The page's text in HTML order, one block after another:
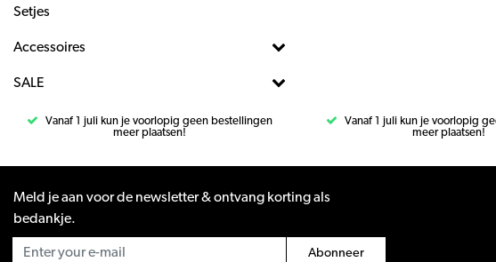
Setjes
Accessoires
SALE
Vanaf 1 juli kun je voorlopig geen bestellingen
meer plaatsen!
Vanaf 1 juli kun je voorlopig
meer plaatsen!
Meld je aan voor de newsletter & ontvang korting als
bedankje.
Abonneer